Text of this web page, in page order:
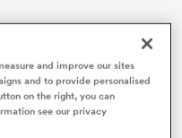
and improve our sites
and to provide personalised
on the right, you can
see our privacy